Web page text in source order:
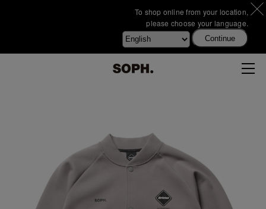
To shop online from your location,
please choose your language.
Continue